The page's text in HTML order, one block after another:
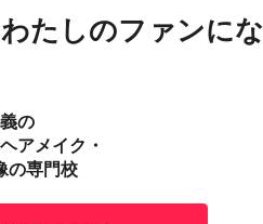
たしのファンにな
の
アメイク・
の専門校